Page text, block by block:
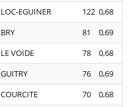
LOC-EGUINER 122 0,68
BRY 81
0,69
LE VOIDE 78
0,68
GUITRY 76
0,69
COURCITE 70
0,68